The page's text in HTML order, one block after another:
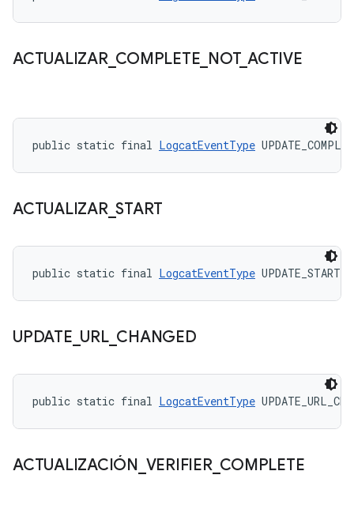
ACTUALIZAR_ COMPLETE NOT_ ACTIVE
public static final LogcatEventType
ACTUALIZAR_START
public static final LogcatEventType UPDATE_START
UPDATE URL_ CHANGED
public static final LogcatEventType
ACTUALIZACIÓN VERIFIER_ COMPLETE